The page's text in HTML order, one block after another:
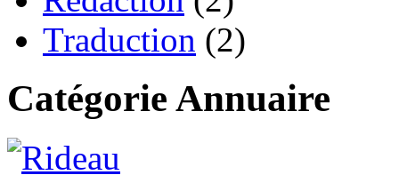
Traduction (2)
Catégorie Annuaire